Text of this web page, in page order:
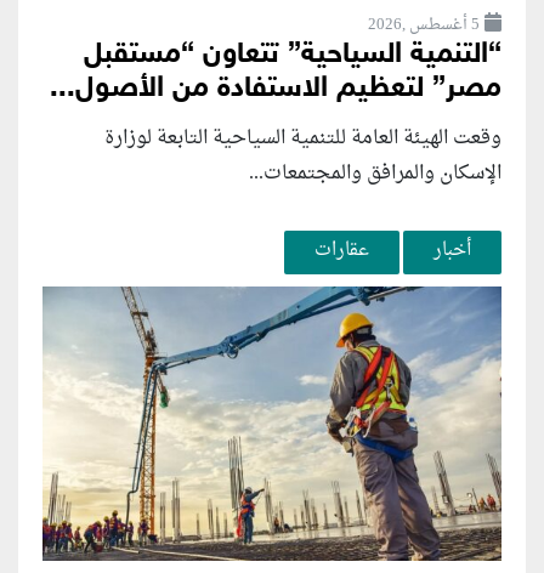
5 أغسطس ,2026
“التنمية السياحية” تتعاون “مستقبل
مصر” لتعظيم الاستفادة من الأصول...
وقعت الهيئة العامة للتنمية السياحية التابعة لوزارة
الإسكان والمرافق والمجتمعات...
أخبار عقارات